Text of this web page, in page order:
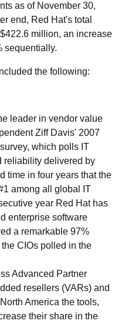
as of November 30,
end, Red Hat's total
million, an increase
sequentially.
the following:
leader in vendor value
Ziff Davis' 2007
which polls IT
reliability delivered by
time in four years that the
among all global IT
year Red Hat has
enterprise software
a remarkable 97%
CIOs polled in the
Advanced Partner
resellers (VARs) and
America the tools,
their share in the